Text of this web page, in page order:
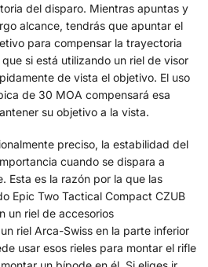
del disparo. Mientras apuntas y
alcance, tendrás que apuntar el
para compensar la trayectoria
si está utilizando un riel de visor
de vista el objetivo. El uso
de 30 MOA compensará esa
su objetivo a la vista.
preciso, la estabilidad del
cuando se dispara a
Esta es la razón por la que las
Epic Two Tactical Compact CZUB
un riel de accesorios
riel Arca-Swiss en la parte inferior
usar esos rieles para montar el rifle